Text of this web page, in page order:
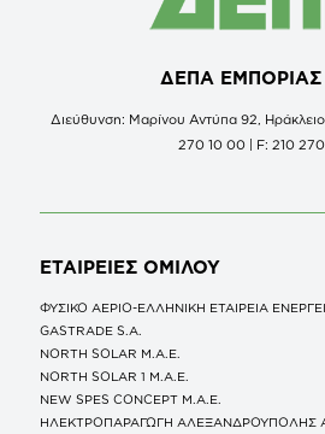
ΔΕΠΑ
Διεύθυνση: Μαρίνου Αντύπα 92, Ηράκλειο
270 10 00 | F: 210 270
ΕΤΑΙΡΕΙΕΣ ΟΜΙΛΟΥ
ΦΥΣΙΚΟ ΑΕΡΙΟ-ΕΛΛΗΝΙΚΗ ΕΤΑΙΡΕΙΑ
GASTRADE S.A.
NORTH SOLAR M.Α.Ε.
NORTH SOLAR 1 M.Α.Ε.
NEW SPES CONCEPT Μ.Α.Ε.
ΗΛΕΚΤΡΟΠΑΡΑΓΩΓΗ ΑΛΕΞΑΝΔΡΟΥΠΟΛΗΣ